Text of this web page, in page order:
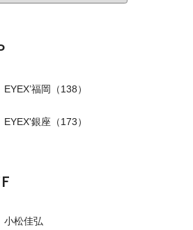
EYEX’福岡 （138）
EYEX'銀座 （173）
小松佳弘